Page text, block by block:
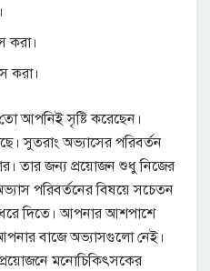
করা।
করা।
আপনিই সৃষ্টি করেছেন।
সুতরাং অভ্যাসের পরিবর্তন
তার জন্য প্রয়োজন শুধু নিজের
পরিবর্তনের বিষয়ে সচেতন
দিতে। আপনার আশপাশে
বাজে অভ্যাসগুলো নেই।
মনোচিকিৎসকের